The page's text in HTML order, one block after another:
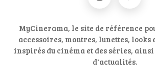
MyCinerama, le site de référence
accessoires, montres, lunettes, looks
inspirés du cinéma et des séries,
d'actualités.